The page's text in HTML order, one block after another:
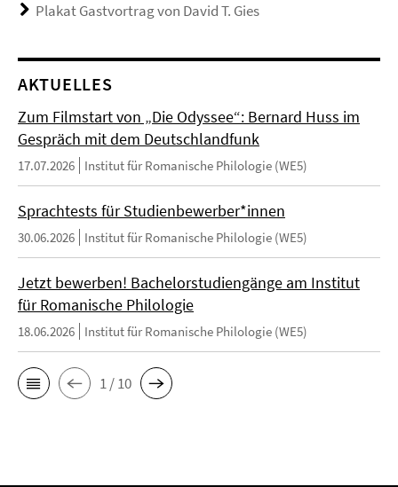
Plakat Gastvortrag von David T. Gies
AKTUELLES
Zum Filmstart von „Die Odyssee“: Bernard Huss im
Gespräch mit dem Deutschlandfunk
17.07.2026 Institut für Romanische Philologie (WE5)
Sprachtests für Studienbewerber*innen
30.06.2026 Institut für Romanische Philologie (WE5)
Jetzt bewerben! Bachelorstudiengänge am Institut
für Romanische Philologie
18.06.2026 Institut für Romanische Philologie (WE5)
1 / 10